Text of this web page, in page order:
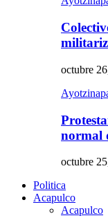
octubre
normal
octubre
Politica
Acapulco
Acapulco